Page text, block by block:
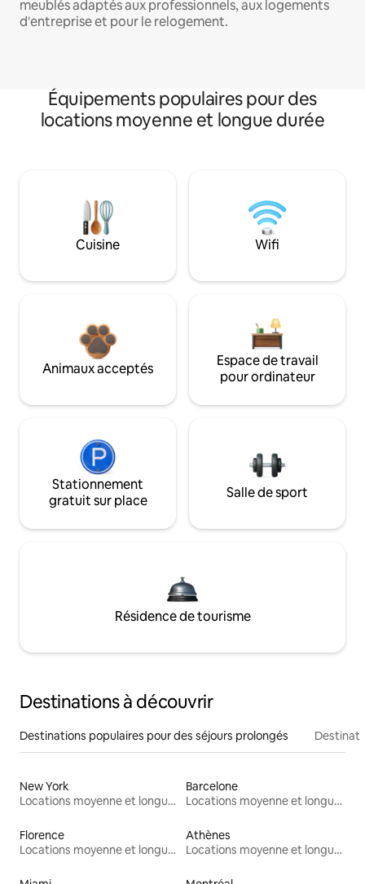
meublés adaptés aux professionnels, aux logements
d'entreprise et pour le relogement.
Équipements populaires pour des
locations moyenne et longue durée
Cuisine Wifi
Animaux acceptés
Espace de travail
pour ordinateur
Stationnement
gratuit sur place
Salle de sport
Résidence de tourisme
Destinations à découvrir
Destinations populaires pour des séjours prolongés
New York
Locations moyenne et longue durée
Barcelone
Locations moyenne et longue durée
Florence
Locations moyenne et longue durée
Athènes
Locations moyenne et longue durée